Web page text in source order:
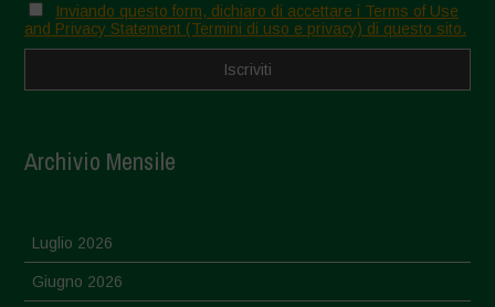
Inviando questo form, dichiaro di accettare i Terms of Use
and Privacy Statement (Termini di uso e privacy) di questo sito.
Archivio Mensile
Luglio 2026
Giugno 2026